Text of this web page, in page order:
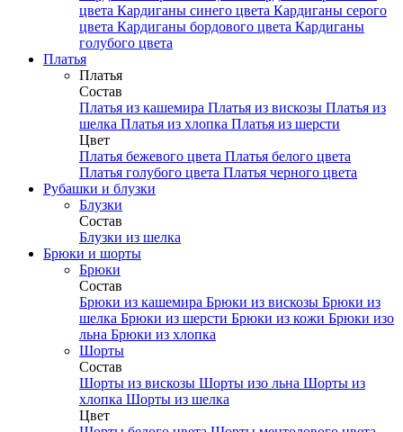
цвета Кардиганы синего цвета Кардиганы серого
цвета Кардиганы бордового цвета Кардиганы
голубого цвета
Платья
Платья
Состав
Платья из кашемира Платья из вискозы Платья из
шелка Платья из хлопка Платья из шерсти
Цвет
Платья бежевого цвета Платья белого цвета
Платья голубого цвета Платья черного цвета
Рубашки и блузки
Блузки
Состав
Блузки из шелка
Брюки и шорты
Брюки
Состав
Брюки из кашемира Брюки из вискозы Брюки из
шелка Брюки из шерсти Брюки из кожи Брюки изо
льна Брюки из хлопка
Шорты
Состав
Шорты из вискозы Шорты изо льна Шорты из
хлопка Шорты из шелка
Цвет